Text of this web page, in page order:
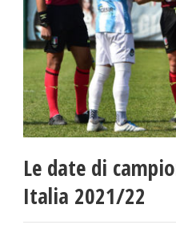
Le date di
Italia 2021/22